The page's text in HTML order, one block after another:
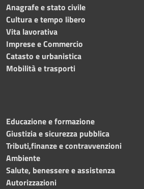
Anagrafe e stato civile
Cultura e tempo libero
Vita lavorativa
Imprese e Commercio
Catasto e urbanistica
Mobilità e trasporti
Educazione e formazione
Giustizia e sicurezza pubblica
Tributi,finanze e contravvenzioni
Ambiente
Salute, benessere e assistenza
Autorizzazioni